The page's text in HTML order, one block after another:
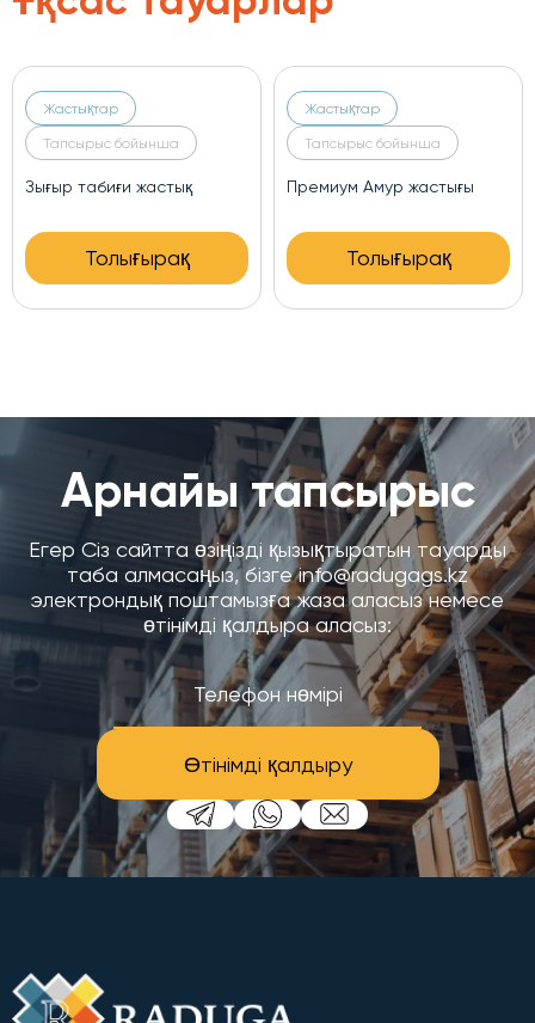
Жастықтар
Тапсырыс бойынша
Зығыр табиғи жастық
Толығырақ
Жастықтар
Тапсырыс бойынша
Премиум Амур жастығы
Толығырақ
Арнайы тапсырыс
Егер Сіз сайтта өзіңізді қызықтыратын тауарды
таба алмасаңыз, бізге info@radugags.kz
электрондық поштамызға жаза аласыз немесе
өтінімді қалдыра аласыз:
Өтінімді қалдыру